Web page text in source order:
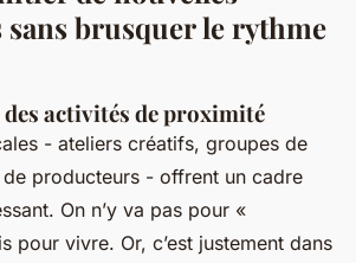
brusquer le rythme
activités de proximité
- ateliers créatifs, groupes de
producteurs - offrent un cadre
On n’y va pas pour «
pour vivre. Or, c’est justement dans